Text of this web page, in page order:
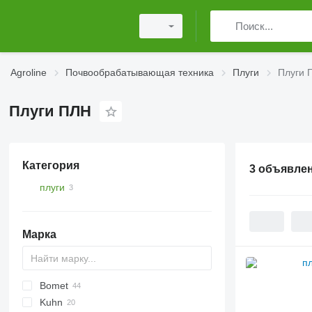
Agroline Почвообрабатывающая техника Плуги Плуги
Плуги ПЛН
Категория
плуги
Марка
KM180
Cayron
Cayros
Bomet
U-series
Kuhn
3